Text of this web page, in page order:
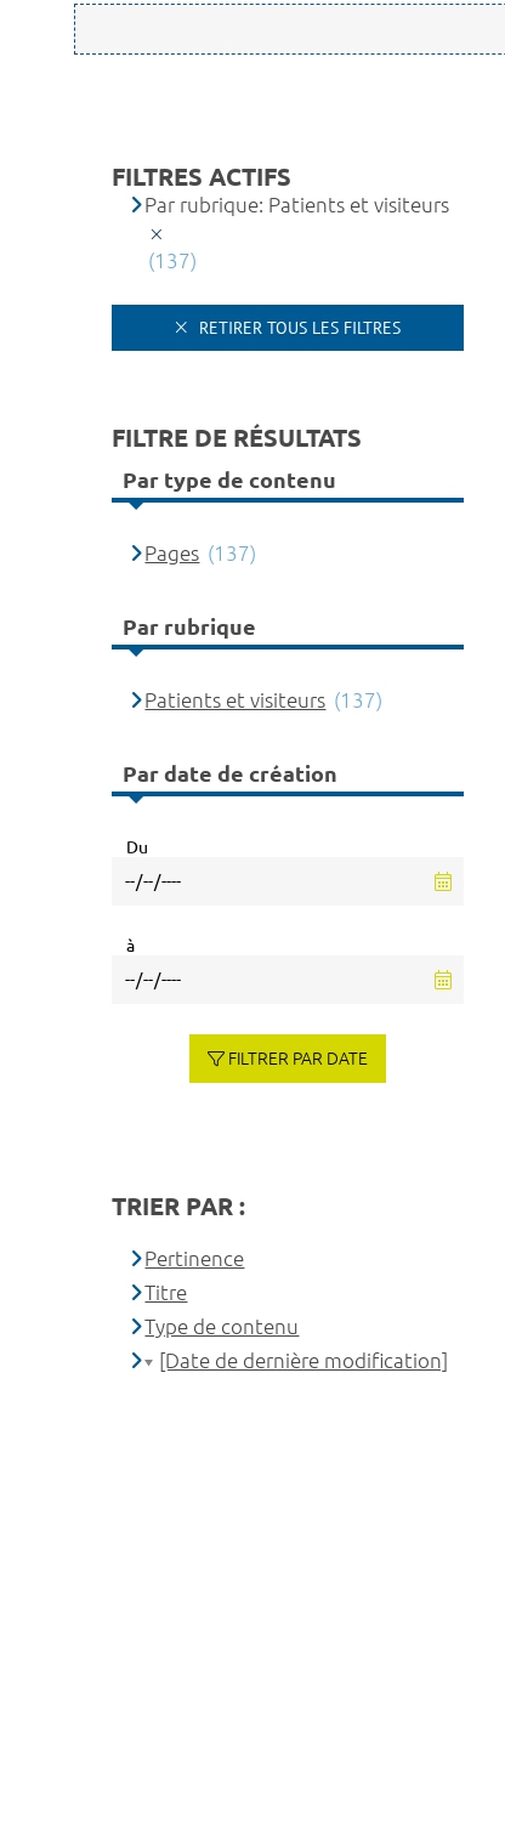
FILTRES ACTIFS
Par rubrique: Patients et visiteurs
(137)
RETIRER TOUS LES FILTRES
FILTRE DE RÉSULTATS
Par type de contenu
Pages (137)
Par rubrique
Patients et visiteurs (137)
Par date de création
Du
à
FILTRER PAR DATE
TRIER PAR :
Pertinence
Titre
Type de contenu
[Date de dernière modification]